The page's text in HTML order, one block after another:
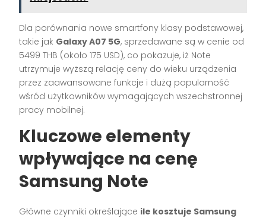
Dla porównania nowe smartfony klasy podstawowej,
takie jak Galaxy A07 5G, sprzedawane są w cenie od
5499 THB (około 175 USD), co pokazuje, iż Note
utrzymuje wyższą relację ceny do wieku urządzenia
przez zaawansowane funkcje i dużą popularność
wśród użytkowników wymagających wszechstronnej
pracy mobilnej.
Kluczowe elementy
wpływające na cenę
Samsung Note
Główne czynniki określające ile kosztuje Samsung